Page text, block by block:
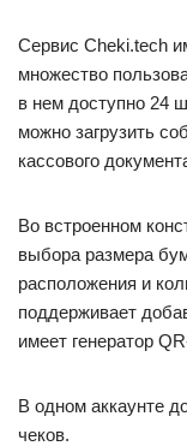
Сервис Cheki.tech
множество
в нем доступно 24
можно загрузить
кассового
Во встроенном
выбора размера
расположения и
поддерживает
имеет генератор
В одном аккаунте
чеков.